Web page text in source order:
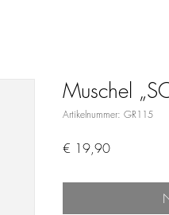
Muschel
Artikelnummer: GR115
€ 19,90Preis